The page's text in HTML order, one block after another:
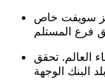
سويفت خاص
العالم. تحقق